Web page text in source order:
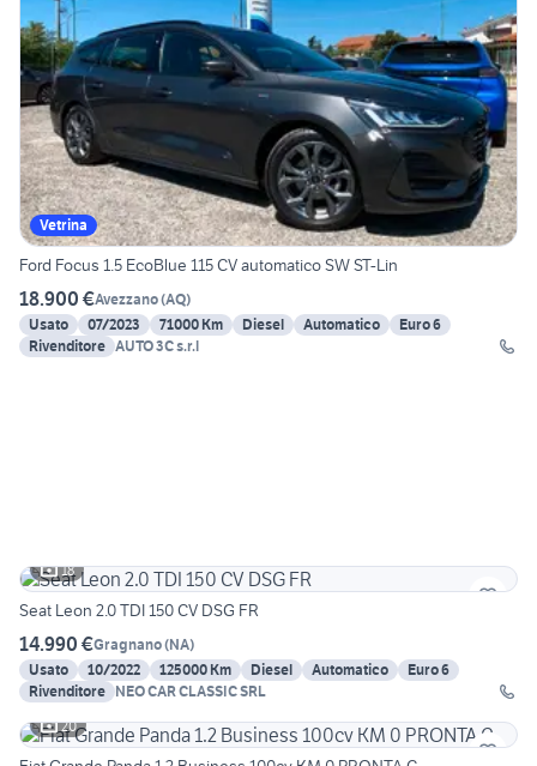
Vetrina
Ford Focus 1.5 EcoBlue 115 CV automatico SW ST-Lin
18.900 €Avezzano(AQ)
Usato
07/2023 71000 Km Diesel Automatico
Euro 6
Rivenditore AUTO 3C s.r.l
18
Seat Leon 2.0 TDI 150 CV DSG FR
14.990 €Gragnano(NA)
Usato
10/2022 125000 Km Diesel Automatico
Euro 6
Rivenditore NEO CAR CLASSIC SRL
20